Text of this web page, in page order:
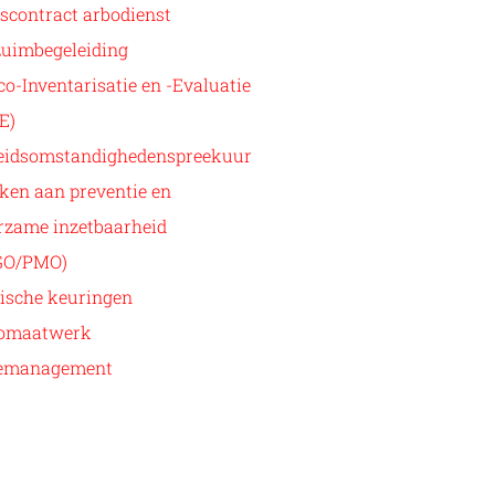
arbodienst
Inventarisatie en -Evaluatie
aan preventie en
inzetbaarheid
PMO)
keuringen